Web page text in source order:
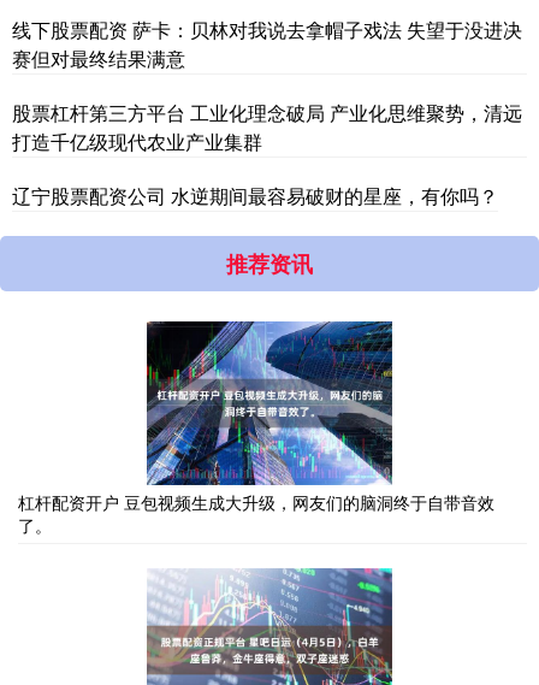
线下股票配资 萨卡：贝林对我说去拿帽子戏法 失望于没进决
赛但对最终结果满意
股票杠杆第三方平台 工业化理念破局 产业化思维聚势，清远
打造千亿级现代农业产业集群
辽宁股票配资公司 水逆期间最容易破财的星座，有你吗？
推荐资讯
杠杆配资开户 豆包视频生成大升级，网友们的脑洞终于自带音效
了。